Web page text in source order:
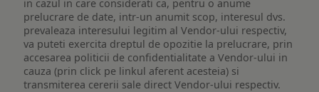
in cazul in care considerati ca, pentru o anume
prelucrare de date, intr-un anumit scop, interesul dvs.
prevaleaza interesului legitim al Vendor-ului respectiv,
va puteti exercita dreptul de opozitie la prelucrare, prin
accesarea politicii de confidentialitate a Vendor-ului in
cauza (prin click pe linkul aferent acesteia) si
transmiterea cererii sale direct Vendor-ului respectiv.